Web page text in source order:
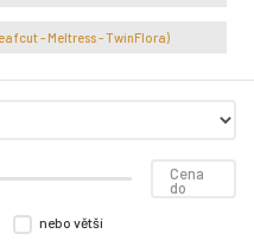
- Meltress - TwinFlora)
Cena
do
nebo větší